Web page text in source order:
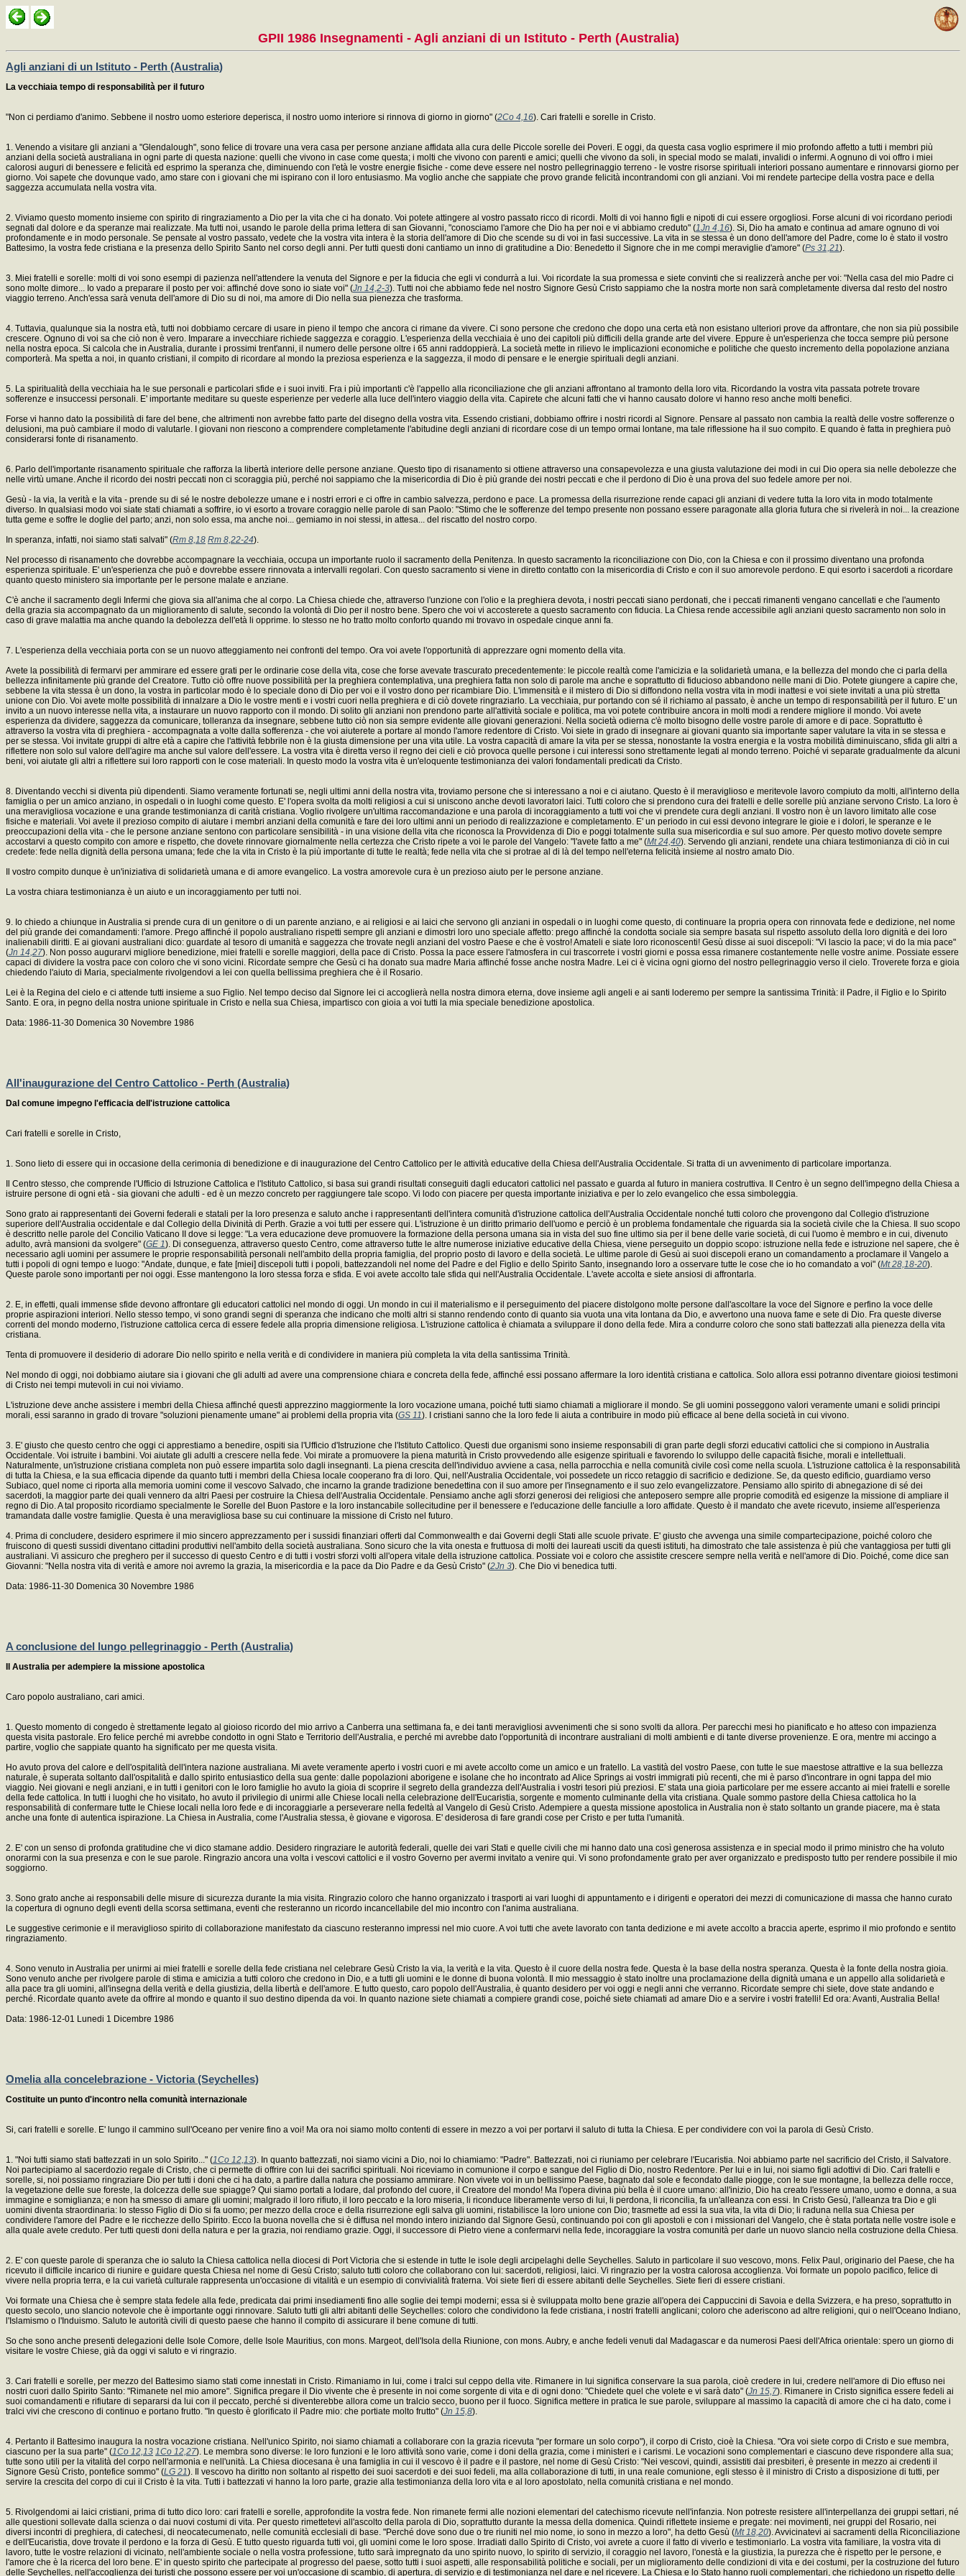
GPII 1986 Insegnamenti - Agli anziani di un Istituto - Perth (Australia)
Agli anziani di un Istituto - Perth (Australia)
La vecchiaia tempo di responsabilità per il futuro
"Non ci perdiamo d'animo. Sebbene il nostro uomo esteriore deperisca, il nostro uomo interiore si rinnova di giorno in giorno" (2Co 4,16). Cari fratelli e sorelle in Cristo.
1. Venendo a visitare gli anziani a "Glendalough", sono felice di trovare una vera casa per persone anziane affidata alla cura delle Piccole sorelle dei Poveri. E oggi, da questa casa voglio esprimere il mio profondo affetto a tutti i membri più
anziani della società australiana in ogni parte di questa nazione: quelli che vivono in case come questa; i molti che vivono con parenti e amici; quelli che vivono da soli, in special modo se malati, invalidi o infermi. A ognuno di voi offro i miei
calorosi auguri di benessere e felicità ed esprimo la speranza che, diminuendo con l'età le vostre energie fisiche - come deve essere nel nostro pellegrinaggio terreno - le vostre risorse spirituali interiori possano aumentare e rinnovarsi giorno per
giorno. Voi sapete che dovunque vado, amo stare con i giovani che mi ispirano con il loro entusiasmo. Ma voglio anche che sappiate che provo grande felicità incontrandomi con gli anziani. Voi mi rendete partecipe della vostra pace e della
saggezza accumulata nella vostra vita.
2. Viviamo questo momento insieme con spirito di ringraziamento a Dio per la vita che ci ha donato. Voi potete attingere al vostro passato ricco di ricordi. Molti di voi hanno figli e nipoti di cui essere orgogliosi. Forse alcuni di voi ricordano periodi
segnati dal dolore e da speranze mai realizzate. Ma tutti noi, usando le parole della prima lettera di san Giovanni, "conosciamo l'amore che Dio ha per noi e vi abbiamo creduto" (1Jn 4,16). Si, Dio ha amato e continua ad amare ognuno di voi
profondamente e in modo personale. Se pensate al vostro passato, vedete che la vostra vita intera è la storia dell'amore di Dio che scende su di voi in fasi successive. La vita in se stessa è un dono dell'amore del Padre, come lo è stato il vostro
Battesimo, la vostra fede cristiana e la presenza dello Spirito Santo nel corso degli anni. Per tutti questi doni cantiamo un inno di gratitudine a Dio: Benedetto il Signore che in me compi meraviglie d'amore" (Ps 31,21).
3. Miei fratelli e sorelle: molti di voi sono esempi di pazienza nell'attendere la venuta del Signore e per la fiducia che egli vi condurrà a lui. Voi ricordate la sua promessa e siete convinti che si realizzerà anche per voi: "Nella casa del mio Padre ci
sono molte dimore... Io vado a preparare il posto per voi: affinché dove sono io siate voi" (Jn 14,2-3). Tutti noi che abbiamo fede nel nostro Signore Gesù Cristo sappiamo che la nostra morte non sarà completamente diversa dal resto del nostro
viaggio terreno. Anch'essa sarà venuta dell'amore di Dio su di noi, ma amore di Dio nella sua pienezza che trasforma.
4. Tuttavia, qualunque sia la nostra età, tutti noi dobbiamo cercare di usare in pieno il tempo che ancora ci rimane da vivere. Ci sono persone che credono che dopo una certa età non esistano ulteriori prove da affrontare, che non sia più possibile
crescere. Ognuno di voi sa che ciò non è vero. Imparare a invecchiare richiede saggezza e coraggio. L'esperienza della vecchiaia è uno dei capitoli più difficili della grande arte del vivere. Eppure è un'esperienza che tocca sempre più persone
nella nostra epoca. Si calcola che in Australia, durante i prossimi trent'anni, il numero delle persone oltre i 65 anni raddoppierà. La società mette in rilievo le implicazioni economiche e politiche che questo incremento della popolazione anziana
comporterà. Ma spetta a noi, in quanto cristiani, il compito di ricordare al mondo la preziosa esperienza e la saggezza, il modo di pensare e le energie spirituali degli anziani.
5. La spiritualità della vecchiaia ha le sue personali e particolari sfide e i suoi inviti. Fra i più importanti c'è l'appello alla riconciliazione che gli anziani affrontano al tramonto della loro vita. Ricordando la vostra vita passata potrete trovare
sofferenze e insuccessi personali. E' importante meditare su queste esperienze per vederle alla luce dell'intero viaggio della vita. Capirete che alcuni fatti che vi hanno causato dolore vi hanno reso anche molti benefici.
Forse vi hanno dato la possibilità di fare del bene, che altrimenti non avrebbe fatto parte del disegno della vostra vita. Essendo cristiani, dobbiamo offrire i nostri ricordi al Signore. Pensare al passato non cambia la realtà delle vostre sofferenze o
delusioni, ma può cambiare il modo di valutarle. I giovani non riescono a comprendere completamente l'abitudine degli anziani di ricordare cose di un tempo ormai lontane, ma tale riflessione ha il suo compito. E quando è fatta in preghiera può
considerarsi fonte di risanamento.
6. Parlo dell'importante risanamento spirituale che rafforza la libertà interiore delle persone anziane. Questo tipo di risanamento si ottiene attraverso una consapevolezza e una giusta valutazione dei modi in cui Dio opera sia nelle debolezze che
nelle virtù umane. Anche il ricordo dei nostri peccati non ci scoraggia più, perché noi sappiamo che la misericordia di Dio è più grande dei nostri peccati e che il perdono di Dio è una prova del suo fedele amore per noi.
Gesù - la via, la verità e la vita - prende su di sé le nostre debolezze umane e i nostri errori e ci offre in cambio salvezza, perdono e pace. La promessa della risurrezione rende capaci gli anziani di vedere tutta la loro vita in modo totalmente
diverso. In qualsiasi modo voi siate stati chiamati a soffrire, io vi esorto a trovare coraggio nelle parole di san Paolo: "Stimo che le sofferenze del tempo presente non possano essere paragonate alla gloria futura che si rivelerà in noi... la creazione
tutta geme e soffre le doglie del parto; anzi, non solo essa, ma anche noi... gemiamo in noi stessi, in attesa... del riscatto del nostro corpo.
In speranza, infatti, noi siamo stati salvati" (Rm 8,18 Rm 8,22-24).
Nel processo di risanamento che dovrebbe accompagnare la vecchiaia, occupa un importante ruolo il sacramento della Penitenza. In questo sacramento la riconciliazione con Dio, con la Chiesa e con il prossimo diventano una profonda
esperienza spirituale. E' un'esperienza che può e dovrebbe essere rinnovata a intervalli regolari. Con questo sacramento si viene in diretto contatto con la misericordia di Cristo e con il suo amorevole perdono. E qui esorto i sacerdoti a ricordare
quanto questo ministero sia importante per le persone malate e anziane.
C'è anche il sacramento degli Infermi che giova sia all'anima che al corpo. La Chiesa chiede che, attraverso l'unzione con l'olio e la preghiera devota, i nostri peccati siano perdonati, che i peccati rimanenti vengano cancellati e che l'aumento
della grazia sia accompagnato da un miglioramento di salute, secondo la volontà di Dio per il nostro bene. Spero che voi vi accosterete a questo sacramento con fiducia. La Chiesa rende accessibile agli anziani questo sacramento non solo in
caso di grave malattia ma anche quando la debolezza dell'età li opprime. Io stesso ne ho tratto molto conforto quando mi trovavo in ospedale cinque anni fa.
7. L'esperienza della vecchiaia porta con se un nuovo atteggiamento nei confronti del tempo. Ora voi avete l'opportunità di apprezzare ogni momento della vita.
Avete la possibilità di fermarvi per ammirare ed essere grati per le ordinarie cose della vita, cose che forse avevate trascurato precedentemente: le piccole realtà come l'amicizia e la solidarietà umana, e la bellezza del mondo che ci parla della
bellezza infinitamente più grande del Creatore. Tutto ciò offre nuove possibilità per la preghiera contemplativa, una preghiera fatta non solo di parole ma anche e soprattutto di fiducioso abbandono nelle mani di Dio. Potete giungere a capire che,
sebbene la vita stessa è un dono, la vostra in particolar modo è lo speciale dono di Dio per voi e il vostro dono per ricambiare Dio. L'immensità e il mistero di Dio si diffondono nella vostra vita in modi inattesi e voi siete invitati a una più stretta
unione con Dio. Voi avete molte possibilità di innalzare a Dio le vostre menti e i vostri cuori nella preghiera e di ciò dovete ringraziarlo. La vecchiaia, pur portando con sé il richiamo al passato, è anche un tempo di responsabilità per il futuro. E' un
invito a un nuovo interesse nella vita, a instaurare un nuovo rapporto con il mondo. Di solito gli anziani non prendono parte all'attività sociale e politica, ma voi potete contribuire ancora in molti modi a rendere migliore il mondo. Voi avete
esperienza da dividere, saggezza da comunicare, tolleranza da insegnare, sebbene tutto ciò non sia sempre evidente alle giovani generazioni. Nella società odierna c'è molto bisogno delle vostre parole di amore e di pace. Soprattutto è
attraverso la vostra vita di preghiera - accompagnata a volte dalla sofferenza - che voi aiuterete a portare al mondo l'amore redentore di Cristo. Voi siete in grado di insegnare ai giovani quanto sia importante saper valutare la vita in se stessa e
per se stessa. Voi invitate gruppi di altre età a capire che l'attività febbrile non è la giusta dimensione per una vita utile. La vostra capacità di amare la vita per se stessa, nonostante la vostra energia e la vostra mobilità diminuiscano, sfida gli altri a
riflettere non solo sul valore dell'agire ma anche sul valore dell'essere. La vostra vita è diretta verso il regno dei cieli e ciò provoca quelle persone i cui interessi sono strettamente legati al mondo terreno. Poiché vi separate gradualmente da alcuni
beni, voi aiutate gli altri a riflettere sui loro rapporti con le cose materiali. In questo modo la vostra vita è un'eloquente testimonianza dei valori fondamentali predicati da Cristo.
8. Diventando vecchi si diventa più dipendenti. Siamo veramente fortunati se, negli ultimi anni della nostra vita, troviamo persone che si interessano a noi e ci aiutano. Questo è il meraviglioso e meritevole lavoro compiuto da molti, all'interno della
famiglia o per un amico anziano, in ospedali o in luoghi come questo. E' l'opera svolta da molti religiosi a cui si uniscono anche devoti lavoratori laici. Tutti coloro che si prendono cura dei fratelli e delle sorelle più anziane servono Cristo. La loro è
una meravigliosa vocazione e una grande testimonianza di carità cristiana. Voglio rivolgere un'ultima raccomandazione e una parola di incoraggiamento a tutti voi che vi prendete cura degli anziani. Il vostro non è un lavoro limitato alle cose
fisiche e materiali. Voi avete il prezioso compito di aiutare i membri anziani della comunità e fare dei loro ultimi anni un periodo di realizzazione e completamento. E' un periodo in cui essi devono integrare le gioie e i dolori, le speranze e le
preoccupazioni della vita - che le persone anziane sentono con particolare sensibilità - in una visione della vita che riconosca la Provvidenza di Dio e poggi totalmente sulla sua misericordia e sul suo amore. Per questo motivo dovete sempre
accostarvi a questo compito con amore e rispetto, che dovete rinnovare giornalmente nella certezza che Cristo ripete a voi le parole del Vangelo: "l'avete fatto a me" (Mt 24,40). Servendo gli anziani, rendete una chiara testimonianza di ciò in cui
credete: fede nella dignità della persona umana; fede che la vita in Cristo è la più importante di tutte le realtà; fede nella vita che si protrae al di là del tempo nell'eterna felicità insieme al nostro amato Dio.
Il vostro compito dunque è un'iniziativa di solidarietà umana e di amore evangelico. La vostra amorevole cura è un prezioso aiuto per le persone anziane.
La vostra chiara testimonianza è un aiuto e un incoraggiamento per tutti noi.
9. Io chiedo a chiunque in Australia si prende cura di un genitore o di un parente anziano, e ai religiosi e ai laici che servono gli anziani in ospedali o in luoghi come questo, di continuare la propria opera con rinnovata fede e dedizione, nel nome
del più grande dei comandamenti: l'amore. Prego affinché il popolo australiano rispetti sempre gli anziani e dimostri loro uno speciale affetto: prego affinché la condotta sociale sia sempre basata sul rispetto assoluto della loro dignità e dei loro
inalienabili diritti. E ai giovani australiani dico: guardate al tesoro di umanità e saggezza che trovate negli anziani del vostro Paese e che è vostro! Amateli e siate loro riconoscenti! Gesù disse ai suoi discepoli: "Vi lascio la pace; vi do la mia pace"
(Jn 14,27). Non posso augurarvi migliore benedizione, miei fratelli e sorelle maggiori, della pace di Cristo. Possa la pace essere l'atmosfera in cui trascorrete i vostri giorni e possa essa rimanere costantemente nelle vostre anime. Possiate essere
capaci di dividere la vostra pace con coloro che vi sono vicini. Ricordate sempre che Gesù ci ha donato sua madre Maria affinché fosse anche nostra Madre. Lei ci è vicina ogni giorno del nostro pellegrinaggio verso il cielo. Troverete forza e gioia
chiedendo l'aiuto di Maria, specialmente rivolgendovi a lei con quella bellissima preghiera che è il Rosario.
Lei è la Regina del cielo e ci attende tutti insieme a suo Figlio. Nel tempo deciso dal Signore lei ci accoglierà nella nostra dimora eterna, dove insieme agli angeli e ai santi loderemo per sempre la santissima Trinità: il Padre, il Figlio e lo Spirito
Santo. E ora, in pegno della nostra unione spirituale in Cristo e nella sua Chiesa, impartisco con gioia a voi tutti la mia speciale benedizione apostolica.
Data: 1986-11-30 Domenica 30 Novembre 1986
All'inaugurazione del Centro Cattolico - Perth (Australia)
Dal comune impegno l'efficacia dell'istruzione cattolica
Cari fratelli e sorelle in Cristo,
1. Sono lieto di essere qui in occasione della cerimonia di benedizione e di inaugurazione del Centro Cattolico per le attività educative della Chiesa dell'Australia Occidentale. Si tratta di un avvenimento di particolare importanza.
Il Centro stesso, che comprende l'Ufficio di Istruzione Cattolica e l'Istituto Cattolico, si basa sui grandi risultati conseguiti dagli educatori cattolici nel passato e guarda al futuro in maniera costruttiva. Il Centro è un segno dell'impegno della Chiesa a
istruire persone di ogni età - sia giovani che adulti - ed è un mezzo concreto per raggiungere tale scopo. Vi lodo con piacere per questa importante iniziativa e per lo zelo evangelico che essa simboleggia.
Sono grato ai rappresentanti dei Governi federali e statali per la loro presenza e saluto anche i rappresentanti dell'intera comunità d'istruzione cattolica dell'Australia Occidentale nonché tutti coloro che provengono dal Collegio d'istruzione
superiore dell'Australia occidentale e dal Collegio della Divinità di Perth. Grazie a voi tutti per essere qui. L'istruzione è un diritto primario dell'uomo e perciò è un problema fondamentale che riguarda sia la società civile che la Chiesa. Il suo scopo
è descritto nelle parole del Concilio Vaticano II dove si legge: "La vera educazione deve promuovere la formazione della persona umana sia in vista del suo fine ultimo sia per il bene delle varie società, di cui l'uomo è membro e in cui, divenuto
adulto, avrà mansioni da svolgere" (GE 1). Di conseguenza, attraverso questo Centro, come attraverso tutte le altre numerose iniziative educative della Chiesa, viene perseguito un doppio scopo: istruzione nella fede e istruzione nel sapere, che è
necessario agli uomini per assumere le proprie responsabilità personali nell'ambito della propria famiglia, del proprio posto di lavoro e della società. Le ultime parole di Gesù ai suoi discepoli erano un comandamento a proclamare il Vangelo a
tutti i popoli di ogni tempo e luogo: "Andate, dunque, e fate [miei] discepoli tutti i popoli, battezzandoli nel nome del Padre e del Figlio e dello Spirito Santo, insegnando loro a osservare tutte le cose che io ho comandato a voi" (Mt 28,18-20).
Queste parole sono importanti per noi oggi. Esse mantengono la loro stessa forza e sfida. E voi avete accolto tale sfida qui nell'Australia Occidentale. L'avete accolta e siete ansiosi di affrontarla.
2. E, in effetti, quali immense sfide devono affrontare gli educatori cattolici nel mondo di oggi. Un mondo in cui il materialismo e il perseguimento del piacere distolgono molte persone dall'ascoltare la voce del Signore e perfino la voce delle
proprie aspirazioni interiori. Nello stesso tempo, vi sono grandi segni di speranza che indicano che molti altri si stanno rendendo conto di quanto sia vuota una vita lontana da Dio, e avvertono una nuova fame e sete di Dio. Fra queste diverse
correnti del mondo moderno, l'istruzione cattolica cerca di essere fedele alla propria dimensione religiosa. L'istruzione cattolica è chiamata a sviluppare il dono della fede. Mira a condurre coloro che sono stati battezzati alla pienezza della vita
cristiana.
Tenta di promuovere il desiderio di adorare Dio nello spirito e nella verità e di condividere in maniera più completa la vita della santissima Trinità.
Nel mondo di oggi, noi dobbiamo aiutare sia i giovani che gli adulti ad avere una comprensione chiara e concreta della fede, affinché essi possano affermare la loro identità cristiana e cattolica. Solo allora essi potranno diventare gioiosi testimoni
di Cristo nei tempi mutevoli in cui noi viviamo.
L'istruzione deve anche assistere i membri della Chiesa affinché questi apprezzino maggiormente la loro vocazione umana, poiché tutti siamo chiamati a migliorare il mondo. Se gli uomini posseggono valori veramente umani e solidi principi
morali, essi saranno in grado di trovare "soluzioni pienamente umane" ai problemi della propria vita (GS 11). I cristiani sanno che la loro fede li aiuta a contribuire in modo più efficace al bene della società in cui vivono.
3. E' giusto che questo centro che oggi ci apprestiamo a benedire, ospiti sia l'Ufficio d'Istruzione che l'Istituto Cattolico. Questi due organismi sono insieme responsabili di gran parte degli sforzi educativi cattolici che si compiono in Australia
Occidentale. Voi istruite i bambini. Voi aiutate gli adulti a crescere nella fede. Voi mirate a promuovere la piena maturità in Cristo provvedendo alle esigenze spirituali e favorendo lo sviluppo delle capacità fisiche, morali e intellettuali.
Naturalmente, un'istruzione cristiana completa non può essere impartita solo dagli insegnanti. La piena crescita dell'individuo avviene a casa, nella parrocchia e nella comunità civile così come nella scuola. L'istruzione cattolica è la responsabilità
di tutta la Chiesa, e la sua efficacia dipende da quanto tutti i membri della Chiesa locale cooperano fra di loro. Qui, nell'Australia Occidentale, voi possedete un ricco retaggio di sacrificio e dedizione. Se, da questo edificio, guardiamo verso
Subiaco, quel nome ci riporta alla memoria uomini come il vescovo Salvado, che incarno la grande tradizione benedettina con il suo amore per l'insegnamento e il suo zelo evangelizzatore. Pensiamo allo spirito di abnegazione di sé dei
sacerdoti, la maggior parte dei quali vennero da altri Paesi per costruire la Chiesa dell'Australia Occidentale. Pensiamo anche agli sforzi generosi dei religiosi che anteposero sempre alle proprie comodità ed esigenze la missione di ampliare il
regno di Dio. A tal proposito ricordiamo specialmente le Sorelle del Buon Pastore e la loro instancabile sollecitudine per il benessere e l'educazione delle fanciulle a loro affidate. Questo è il mandato che avete ricevuto, insieme all'esperienza
tramandata dalle vostre famiglie. Questa è una meravigliosa base su cui continuare la missione di Cristo nel futuro.
4. Prima di concludere, desidero esprimere il mio sincero apprezzamento per i sussidi finanziari offerti dal Commonwealth e dai Governi degli Stati alle scuole private. E' giusto che avvenga una simile compartecipazione, poiché coloro che
fruiscono di questi sussidi diventano cittadini produttivi nell'ambito della società australiana. Sono sicuro che la vita onesta e fruttuosa di molti dei laureati usciti da questi istituti, ha dimostrato che tale assistenza è più che vantaggiosa per tutti gli
australiani. Vi assicuro che preghero per il successo di questo Centro e di tutti i vostri sforzi volti all'opera vitale della istruzione cattolica. Possiate voi e coloro che assistite crescere sempre nella verità e nell'amore di Dio. Poiché, come dice san
Giovanni: "Nella nostra vita di verità e amore noi avremo la grazia, la misericordia e la pace da Dio Padre e da Gesù Cristo" (2Jn 3). Che Dio vi benedica tutti.
Data: 1986-11-30 Domenica 30 Novembre 1986
A conclusione del lungo pellegrinaggio - Perth (Australia)
Il Australia per adempiere la missione apostolica
Caro popolo australiano, cari amici.
1. Questo momento di congedo è strettamente legato al gioioso ricordo del mio arrivo a Canberra una settimana fa, e dei tanti meravigliosi avvenimenti che si sono svolti da allora. Per parecchi mesi ho pianificato e ho atteso con impazienza
questa visita pastorale. Ero felice perché mi avrebbe condotto in ogni Stato e Territorio dell'Australia, e perché mi avrebbe dato l'opportunità di incontrare australiani di molti ambienti e di tante diverse provenienze. E ora, mentre mi accingo a
partire, voglio che sappiate quanto ha significato per me questa visita.
Ho avuto prova del calore e dell'ospitalità dell'intera nazione australiana. Mi avete veramente aperto i vostri cuori e mi avete accolto come un amico e un fratello. La vastità del vostro Paese, con tutte le sue maestose attrattive e la sua bellezza
naturale, è superata soltanto dall'ospitalità e dallo spirito entusiastico della sua gente: dalle popolazioni aborigene e isolane che ho incontrato ad Alice Springs ai vostri immigrati più recenti, che mi è parso d'incontrare in ogni tappa del mio
viaggio. Nei giovani e negli anziani, e in tutti i genitori con le loro famiglie ho avuto la gioia di scoprire il segreto della grandezza dell'Australia i vostri tesori più preziosi. E' stata una gioia particolare per me essere accanto ai miei fratelli e sorelle
della fede cattolica. In tutti i luoghi che ho visitato, ho avuto il privilegio di unirmi alle Chiese locali nella celebrazione dell'Eucaristia, sorgente e momento culminante della vita cristiana. Quale sommo pastore della Chiesa cattolica ho la
responsabilità di confermare tutte le Chiese locali nella loro fede e di incoraggiarle a perseverare nella fedeltà al Vangelo di Gesù Cristo. Adempiere a questa missione apostolica in Australia non è stato soltanto un grande piacere, ma è stata
anche una fonte di autentica ispirazione. La Chiesa in Australia, come l'Australia stessa, è giovane e vigorosa. E' desiderosa di fare grandi cose per Cristo e per tutta l'umanità.
2. E' con un senso di profonda gratitudine che vi dico stamane addio. Desidero ringraziare le autorità federali, quelle dei vari Stati e quelle civili che mi hanno dato una così generosa assistenza e in special modo il primo ministro che ha voluto
onorarmi con la sua presenza e con le sue parole. Ringrazio ancora una volta i vescovi cattolici e il vostro Governo per avermi invitato a venire qui. Vi sono profondamente grato per aver organizzato e predisposto tutto per rendere possibile il mio
soggiorno.
3. Sono grato anche ai responsabili delle misure di sicurezza durante la mia visita. Ringrazio coloro che hanno organizzato i trasporti ai vari luoghi di appuntamento e i dirigenti e operatori dei mezzi di comunicazione di massa che hanno curato
la copertura di ognuno degli eventi della scorsa settimana, eventi che resteranno un ricordo incancellabile del mio incontro con l'anima australiana.
Le suggestive cerimonie e il meraviglioso spirito di collaborazione manifestato da ciascuno resteranno impressi nel mio cuore. A voi tutti che avete lavorato con tanta dedizione e mi avete accolto a braccia aperte, esprimo il mio profondo e sentito
ringraziamento.
4. Sono venuto in Australia per unirmi ai miei fratelli e sorelle della fede cristiana nel celebrare Gesù Cristo la via, la verità e la vita. Questo è il cuore della nostra fede. Questa è la base della nostra speranza. Questa è la fonte della nostra gioia.
Sono venuto anche per rivolgere parole di stima e amicizia a tutti coloro che credono in Dio, e a tutti gli uomini e le donne di buona volontà. Il mio messaggio è stato inoltre una proclamazione della dignità umana e un appello alla solidarietà e
alla pace tra gli uomini, all'insegna della verità e della giustizia, della libertà e dell'amore. E tutto questo, caro popolo dell'Australia, è quanto desidero per voi oggi e negli anni che verranno. Ricordate sempre chi siete, dove state andando e
perché. Ricordate quanto avete da offrire al mondo e quanto il suo destino dipenda da voi. In quanto nazione siete chiamati a compiere grandi cose, poiché siete chiamati ad amare Dio e a servire i vostri fratelli! Ed ora: Avanti, Australia Bella!
Data: 1986-12-01 Lunedi 1 Dicembre 1986
Omelia alla concelebrazione - Victoria (Seychelles)
Costituite un punto d'incontro nella comunità internazionale
Si, cari fratelli e sorelle. E' lungo il cammino sull'Oceano per venire fino a voi! Ma ora noi siamo molto contenti di essere in mezzo a voi per portarvi il saluto di tutta la Chiesa. E per condividere con voi la parola di Gesù Cristo.
1. "Noi tutti siamo stati battezzati in un solo Spirito..." (1Co 12,13). In quanto battezzati, noi siamo vicini a Dio, noi lo chiamiamo: "Padre". Battezzati, noi ci riuniamo per celebrare l'Eucaristia. Noi abbiamo parte nel sacrificio del Cristo, il Salvatore.
Noi partecipiamo al sacerdozio regale di Cristo, che ci permette di offrire con lui dei sacrifici spirituali. Noi riceviamo in comunione il corpo e sangue del Figlio di Dio, nostro Redentore. Per lui e in lui, noi siamo figli adottivi di Dio. Cari fratelli e
sorelle, si, noi possiamo ringraziare Dio per tutti i doni che ci ha dato, a partire dalla natura che possiamo ammirare. Non vivete voi in un bellissimo Paese, bagnato dal sole e fecondato dalle piogge, con le sue montagne, la bellezza delle rocce,
la vegetazione delle sue foreste, la dolcezza delle sue spiagge? Qui siamo portati a lodare, dal profondo del cuore, il Creatore del mondo! Ma l'opera divina più bella è il cuore umano: all'inizio, Dio ha creato l'essere umano, uomo e donna, a sua
immagine e somiglianza; e non ha smesso di amare gli uomini; malgrado il loro rifiuto, il loro peccato e la loro miseria, li riconduce liberamente verso di lui, li perdona, li riconcilia, fa un'alleanza con essi. In Cristo Gesù, l'alleanza tra Dio e gli
uomini diventa straordinaria: lo stesso Figlio di Dio si fa uomo; per mezzo della croce e della risurrezione egli salva gli uomini, ristabilisce la loro unione con Dio; trasmette ad essi la sua vita, la vita di Dio; li raduna nella sua Chiesa per
condividere l'amore del Padre e le ricchezze dello Spirito. Ecco la buona novella che si è diffusa nel mondo intero iniziando dal Signore Gesù, continuando poi con gli apostoli e con i missionari del Vangelo, che è stata portata nelle vostre isole e
alla quale avete creduto. Per tutti questi doni della natura e per la grazia, noi rendiamo grazie. Oggi, il successore di Pietro viene a confermarvi nella fede, incoraggiare la vostra comunità per darle un nuovo slancio nella costruzione della Chiesa.
2. E' con queste parole di speranza che io saluto la Chiesa cattolica nella diocesi di Port Victoria che si estende in tutte le isole degli arcipelaghi delle Seychelles. Saluto in particolare il suo vescovo, mons. Felix Paul, originario del Paese, che ha
ricevuto il difficile incarico di riunire e guidare questa Chiesa nel nome di Gesù Cristo; saluto tutti coloro che collaborano con lui: sacerdoti, religiosi, laici. Vi ringrazio per la vostra calorosa accoglienza. Voi formate un popolo pacifico, felice di
vivere nella propria terra, e la cui varietà culturale rappresenta un'occasione di vitalità e un esempio di convivialità fraterna. Voi siete fieri di essere abitanti delle Seychelles. Siete fieri di essere cristiani.
Voi formate una Chiesa che è sempre stata fedele alla fede, predicata dai primi insediamenti fino alle soglie dei tempi moderni; essa si è sviluppata molto bene grazie all'opera dei Cappuccini di Savoia e della Svizzera, e ha preso, soprattutto in
questo secolo, uno slancio notevole che è importante oggi rinnovare. Saluto tutti gli altri abitanti delle Seychelles: coloro che condividono la fede cristiana, i nostri fratelli anglicani; coloro che aderiscono ad altre religioni, qui o nell'Oceano Indiano,
l'Islamismo o l'Induismo. Saluto le autorità civili di questo paese che hanno il compito di assicurare il bene comune di tutti.
So che sono anche presenti delegazioni delle Isole Comore, delle Isole Mauritius, con mons. Margeot, dell'Isola della Riunione, con mons. Aubry, e anche fedeli venuti dal Madagascar e da numerosi Paesi dell'Africa orientale: spero un giorno di
visitare le vostre Chiese, già da oggi vi saluto e vi ringrazio.
3. Cari fratelli e sorelle, per mezzo del Battesimo siamo stati come innestati in Cristo. Rimaniamo in lui, come i tralci sul ceppo della vite. Rimanere in lui significa conservare la sua parola, cioè credere in lui, credere nell'amore di Dio effuso nei
nostri cuori dallo Spirito Santo: "Rimanete nel mio amore". Significa pregare il Dio vivente che è presente in noi come sorgente di vita e di ogni dono: "Chiedete quel che volete e vi sarà dato" (Jn 15,7). Rimanere in Cristo significa essere fedeli ai
suoi comandamenti e rifiutare di separarsi da lui con il peccato, perché si diventerebbe allora come un tralcio secco, buono per il fuoco. Significa mettere in pratica le sue parole, sviluppare al massimo la capacità di amore che ci ha dato, come i
tralci vivi che crescono di continuo e portano frutto. "In questo è glorificato il Padre mio: che portiate molto frutto" (Jn 15,8).
4. Pertanto il Battesimo inaugura la nostra vocazione cristiana. Nell'unico Spirito, noi siamo chiamati a collaborare con la grazia ricevuta "per formare un solo corpo"), il corpo di Cristo, cioè la Chiesa. "Ora voi siete corpo di Cristo e sue membra,
ciascuno per la sua parte" (1Co 12,13 1Co 12,27). Le membra sono diverse: le loro funzioni e le loro attività sono varie, come i doni della grazia, come i ministeri e i carismi. Le vocazioni sono complementari e ciascuno deve rispondere alla sua;
tutte sono utili per la vitalità del corpo nell'armonia e nell'unità. La Chiesa diocesana è una famiglia in cui il vescovo è il padre e il pastore, nel nome di Gesù Cristo: "Nei vescovi, quindi, assistiti dai presbiteri, è presente in mezzo ai credenti il
Signore Gesù Cristo, pontefice sommo" (LG 21). Il vescovo ha diritto non soltanto al rispetto dei suoi sacerdoti e dei suoi fedeli, ma alla collaborazione di tutti, in una reale comunione, egli stesso è il ministro di Cristo a disposizione di tutti, per
servire la crescita del corpo di cui il Cristo è la vita. Tutti i battezzati vi hanno la loro parte, grazie alla testimonianza della loro vita e al loro apostolato, nella comunità cristiana e nel mondo.
5. Rivolgendomi ai laici cristiani, prima di tutto dico loro: cari fratelli e sorelle, approfondite la vostra fede. Non rimanete fermi alle nozioni elementari del catechismo ricevute nell'infanzia. Non potreste resistere all'interpellanza dei gruppi settari, né
alle questioni sollevate dalla scienza o dai nuovi costumi di vita. Per questo rimettetevi all'ascolto della parola di Dio, soprattutto durante la messa della domenica. Quindi riflettete insieme e pregate: nei movimenti, nei gruppi del Rosario, nei
diversi incontri di preghiera, di catechesi, di neocatecumenato, nelle comunità ecclesiali di base. "Perché dove sono due o tre riuniti nel mio nome, io sono in mezzo a loro", ha detto Gesù (Mt 18,20). Avvicinatevi ai sacramenti della Riconciliazione
e dell'Eucaristia, dove trovate il perdono e la forza di Gesù. E tutto questo riguarda tutti voi, gli uomini come le loro spose. Irradiati dallo Spirito di Cristo, voi avrete a cuore il fatto di viverlo e testimoniarlo. La vostra vita familiare, la vostra vita di
lavoro, tutte le vostre relazioni di vicinato, nell'ambiente sociale o nella vostra professione, tutto sarà impregnato da uno spirito nuovo, lo spirito di servizio, il coraggio nel lavoro, l'onestà e la giustizia, la purezza che è rispetto per le persone, e
l'amore che è la ricerca del loro bene. E' in questo spirito che partecipate al progresso del paese, sotto tutti i suoi aspetti, alle responsabilità politiche e sociali, per un miglioramento delle condizioni di vita e dei costumi, per la costruzione del futuro
delle Seychelles, nell'accoglienza dei turisti che possono essere per voi un'occasione di scambio, di apertura, di servizio e di testimonianza nel dare e nel ricevere. La Chiesa e lo Stato hanno ruoli complementari, che richiedono un rispetto delle